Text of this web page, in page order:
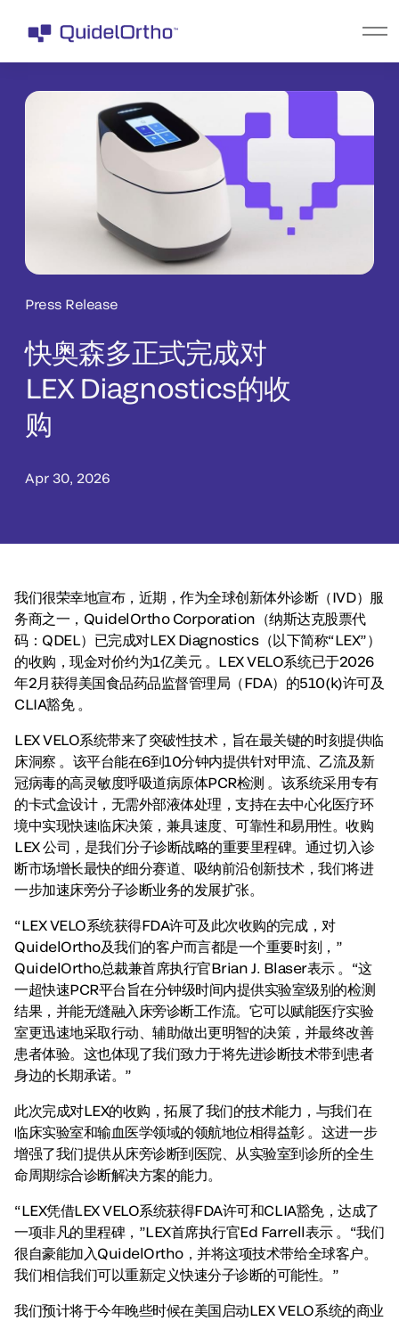
Press Release
快奥森多正式完成对
LEX Diagnostics的收
购
Apr 30, 2026
我们很荣幸地宣布，近期，作为全球创新体外诊断（IVD）服
务商之一，QuidelOrtho Corporation（纳斯达克股票代
码：QDEL）已完成对LEX Diagnostics（以下简称“LEX”）
的收购，现金对价约为1亿美元 。LEX VELO系统已于2026
年2月获得美国食品药品监督管理局（FDA）的510(k)许可及
CLIA豁免 。
LEX VELO系统带来了突破性技术，旨在最关键的时刻提供临
床洞察 。该平台能在6到10分钟内提供针对甲流、乙流及新
冠病毒的高灵敏度呼吸道病原体PCR检测 。该系统采用专有
的卡式盒设计，无需外部液体处理，支持在去中心化医疗环
境中实现快速临床决策，兼具速度、可靠性和易用性。收购
LEX 公司，是我们分子诊断战略的重要里程碑。通过切入诊
断市场增长最快的细分赛道、吸纳前沿创新技术，我们将进
一步加速床旁分子诊断业务的发展扩张。
“LEX VELO系统获得FDA许可及此次收购的完成，对
QuidelOrtho及我们的客户而言都是一个重要时刻，”
QuidelOrtho总裁兼首席执行官Brian J. Blaser表示 。“这
一超快速PCR平台旨在分钟级时间内提供实验室级别的检测
结果，并能无缝融入床旁诊断工作流。它可以赋能医疗实验
室更迅速地采取行动、辅助做出更明智的决策，并最终改善
患者体验。这也体现了我们致力于将先进诊断技术带到患者
身边的长期承诺。”
此次完成对LEX的收购，拓展了我们的技术能力，与我们在
临床实验室和输血医学领域的领航地位相得益彰 。这进一步
增强了我们提供从床旁诊断到医院、从实验室到诊所的全生
命周期综合诊断解决方案的能力。
“LEX凭借LEX VELO系统获得FDA许可和CLIA豁免，达成了
一项非凡的里程碑，”LEX首席执行官Ed Farrell表示 。“我们
很自豪能加入QuidelOrtho，并将这项技术带给全球客户。
我们相信我们可以重新定义快速分子诊断的可能性。”
我们预计将于今年晚些时候在美国启动LEX VELO系统的商业